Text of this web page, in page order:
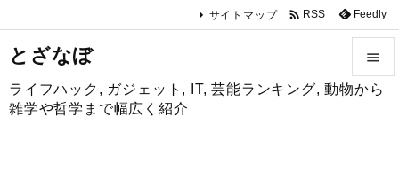
とざなぼ
ライフハック, ガジェット, IT, 芸能ランキング, 動物から
雑学や哲学まで幅広く紹介


サイトマップ  RSS Feedly